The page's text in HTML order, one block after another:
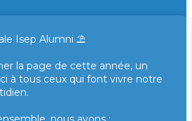
Isep Alumni ⛱️
la page de cette année, un
à tous ceux qui font vivre notre